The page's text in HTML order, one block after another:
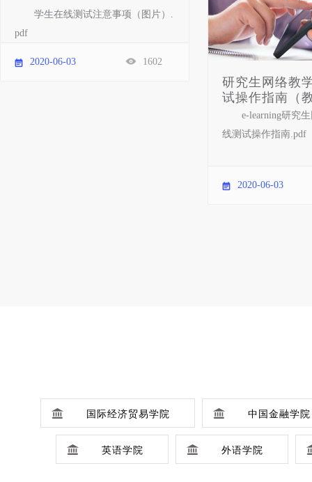
学生在线测试注意事项（图片）.
pdf
2020-06-03 1602
研究生网络教
试操作指南（
e-learning研究
线测试操作指南.pdf
2020-06-03
国际经济贸易学院 中国金融学院
英语学院 外语学院